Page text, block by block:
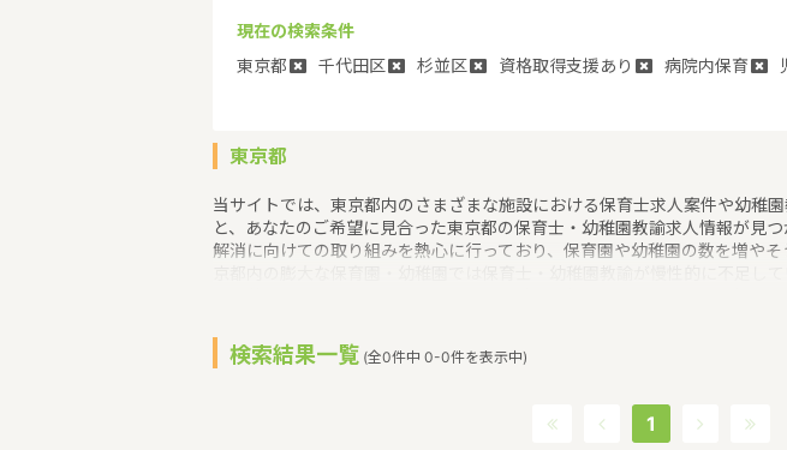
現在の検索条件
東京都
千代田区 杉並区 資格取得支援あり 病院内保育
東京都
当サイトでは、東京都内のさまざまな施設における保育士求人案件や幼稚
と、あなたのご希望に見合った東京都の保育士・幼稚園教諭求人情報が見
解消に向けての取り組みを熱心に行っており、保育園や幼稚園の数を増や
検索結果一覧 (全0件中 0-0件を表示中)
1